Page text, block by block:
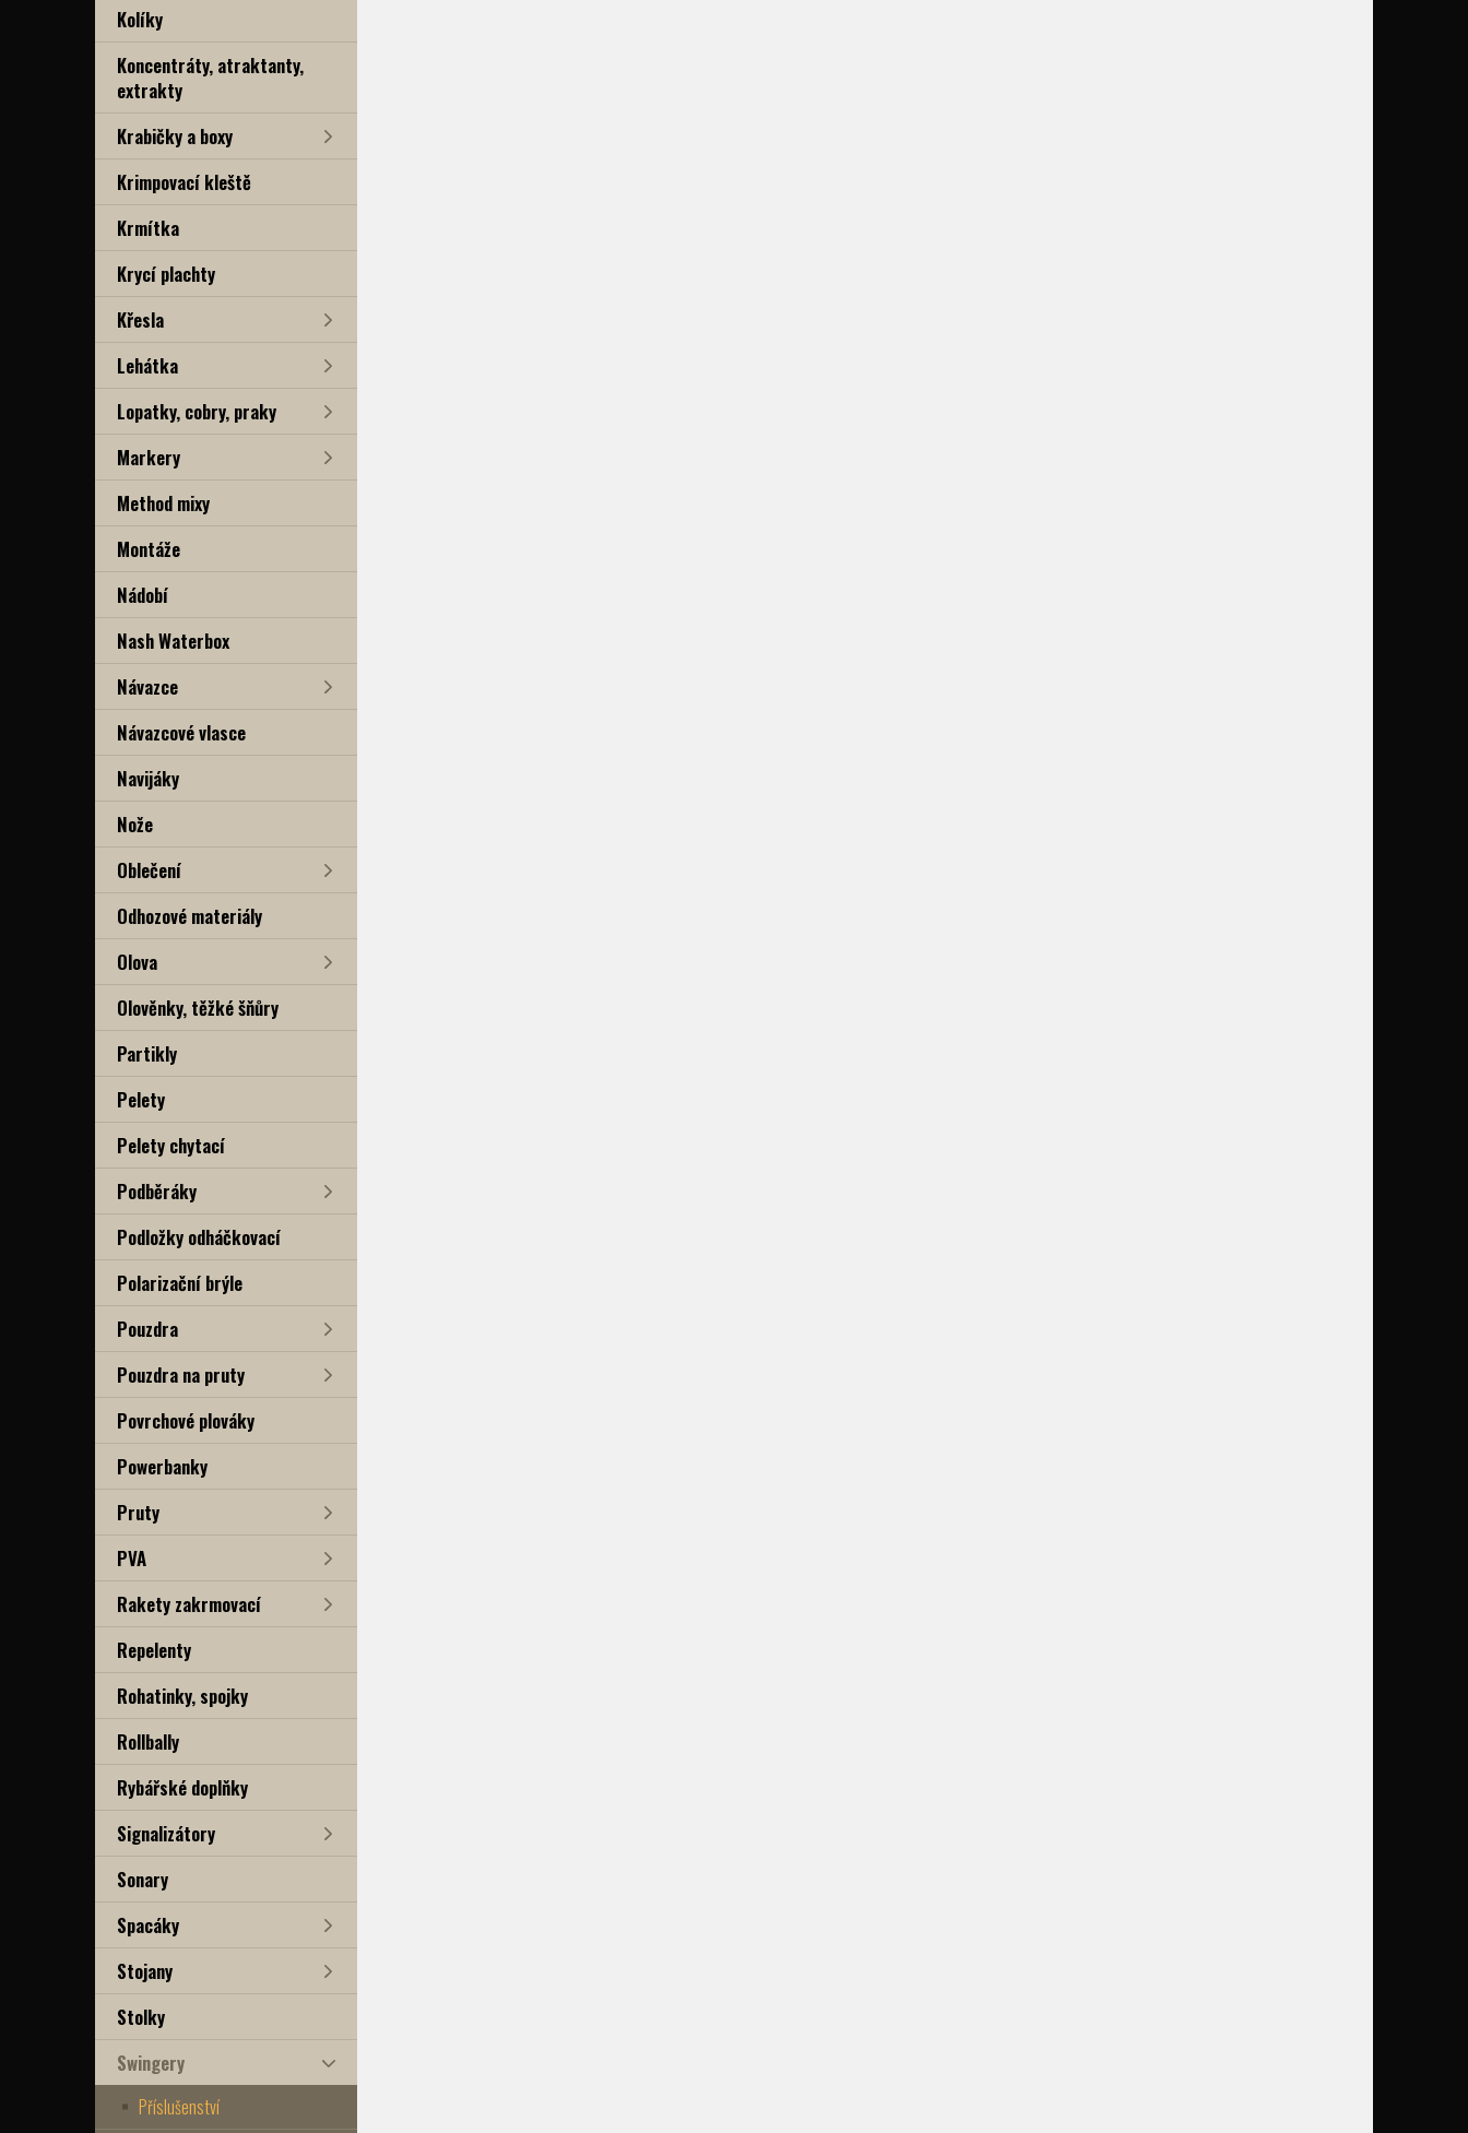
Kolíky
Koncentráty, atraktanty,
extrakty
Krabičky a boxy
Krimpovací kleště
Krmítka
Krycí plachty
Křesla
Lehátka
Lopatky, cobry, praky
Markery
Method mixy
Montáže
Nádobí
Nash Waterbox
Návazce
Návazcové vlasce
Navijáky
Nože
Oblečení
Odhozové materiály
Olova
Olověnky, těžké šňůry
Partikly
Pelety
Pelety chytací
Podběráky
Podložky odháčkovací
Polarizační brýle
Pouzdra
Pouzdra na pruty
Povrchové plováky
Powerbanky
Pruty
PVA
Rakety zakrmovací
Repelenty
Rohatinky, spojky
Rollbally
Rybářské doplňky
Signalizátory
Sonary
Spacáky
Stojany
Stolky
Swingery
Příslušenství